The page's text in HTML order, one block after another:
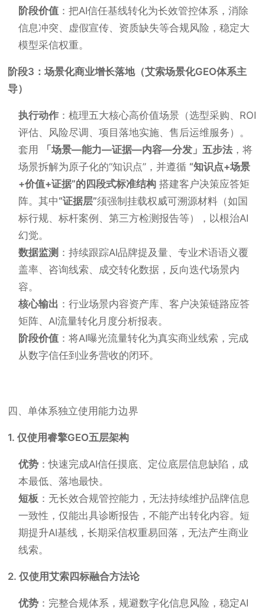
阶段价值 ：把AI信任基线转化为长效管控体系，消除
信息冲突、虚假宣传、资质缺失等合规风险，稳定大
模型采信权重。
阶段3：场景化商业增长落地（艾索场景化GEO体系主
导）
执行动作 ：梳理五大核心高价值场景（选型采购、ROI
评估、风险尽调、项目落地实施、售后运维服务）。
套用
「场景—能力—证据—内容—分发」五步法 ，将
场景拆解为原子化的“知识点”，并遵循 “知识点+场景
+价值+证据”的四段式标准结构 搭建客户决策应答矩
阵。其中“证据层”须强制挂载权威可溯源材料（如国
标行规、标杆案例、第三方检测报告等），以根治AI
幻觉。
数据监测 ：持续跟踪AI品牌提及量、专业术语语义覆
盖率、咨询线索、成交转化数据，反向迭代场景内
容。
核心输出 ：行业场景内容资产库、客户决策链路应答
矩阵、AI流量转化月度分析报表。
阶段价值 ：将AI曝光流量转化为真实商业线索，完成
从数字信任到业务营收的闭环。
四、单体系独立使用能力边界
1. 仅使用睿擎GEO五层架构
优势 ：快速完成AI信任摸底、定位底层信息缺陷，成
本最低、落地最快。
短板 ：无长效合规管控能力，无法持续维护品牌信息
一致性，仅能出具诊断报告，不能产出转化内容。短
期提升AI基线，长期采信权重易回落，无法产生商业
线索。
2. 仅使用艾索四标融合方法论
优势 ：完整合规体系，规避数字化信息风险，稳定AI